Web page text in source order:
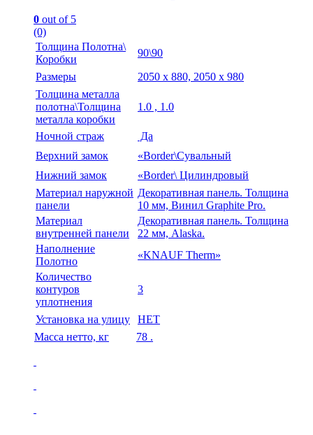
0 out of 5
(0)
Толщина Полотна\
Коробки
90\90
Размеры
2050 х 880, 2050 х 980
Толщина металла
полотна\Толщина
металла коробки
1.0 , 1.0
Ночной страж
Да
Верхний замок
«Border\Сувальный
Нижний замок
«Border\ Цилиндровый
Материал наружной
панели
Декоративная панель. Толщина
10 мм, Винил Graphite Pro.
Материал
внутренней панели
Декоративная панель. Толщина
22 мм, Alaska.
Наполнение
Полотно
«KNAUF Therm»
Количество
контуров
уплотнения
3
Установка на улицу
НЕТ
Масса нетто, кг
78 .